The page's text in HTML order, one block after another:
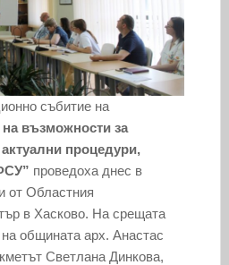
събитие на
възможности за
процедури,
проведоха днес в
от Областния
в Хасково. На срещата
общината арх. Анастас
Светлана Динкова,